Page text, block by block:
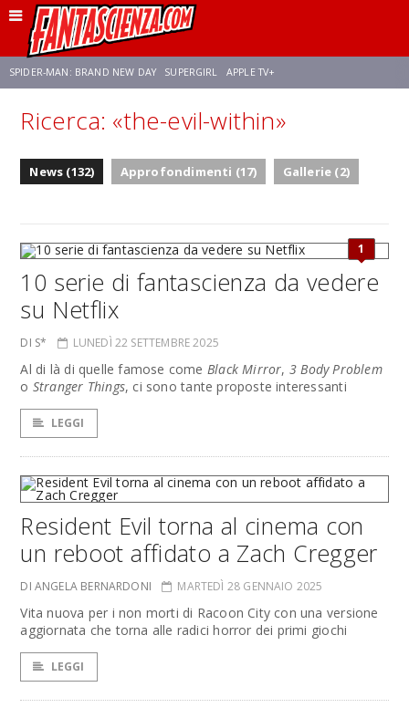
SPIDER-MAN: BRAND NEW DAY SUPERGIRL APPLE TV+
FRANCO RICCIARDIELLO ZENDAYA STAR TREK AVENGERS: DOOMSDAY
Ricerca: «the-evil-within»
News (132) Approfondimenti (17) Gallerie (2)
1
10 serie di fantascienza da vedere
su Netflix
DI S* LUNEDÌ 22 SETTEMBRE 2025
Al di là di quelle famose come Black Mirror, 3 Body Problem
o Stranger Things, ci sono tante proposte interessanti
LEGGI
Resident Evil torna al cinema con
un reboot affidato a Zach Cregger
DI ANGELA BERNARDONI MARTEDÌ 28 GENNAIO 2025
Vita nuova per i non morti di Racoon City con una versione
aggiornata che torna alle radici horror dei primi giochi
LEGGI